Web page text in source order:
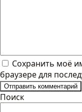
Сохранить моё
браузере для
Поиск